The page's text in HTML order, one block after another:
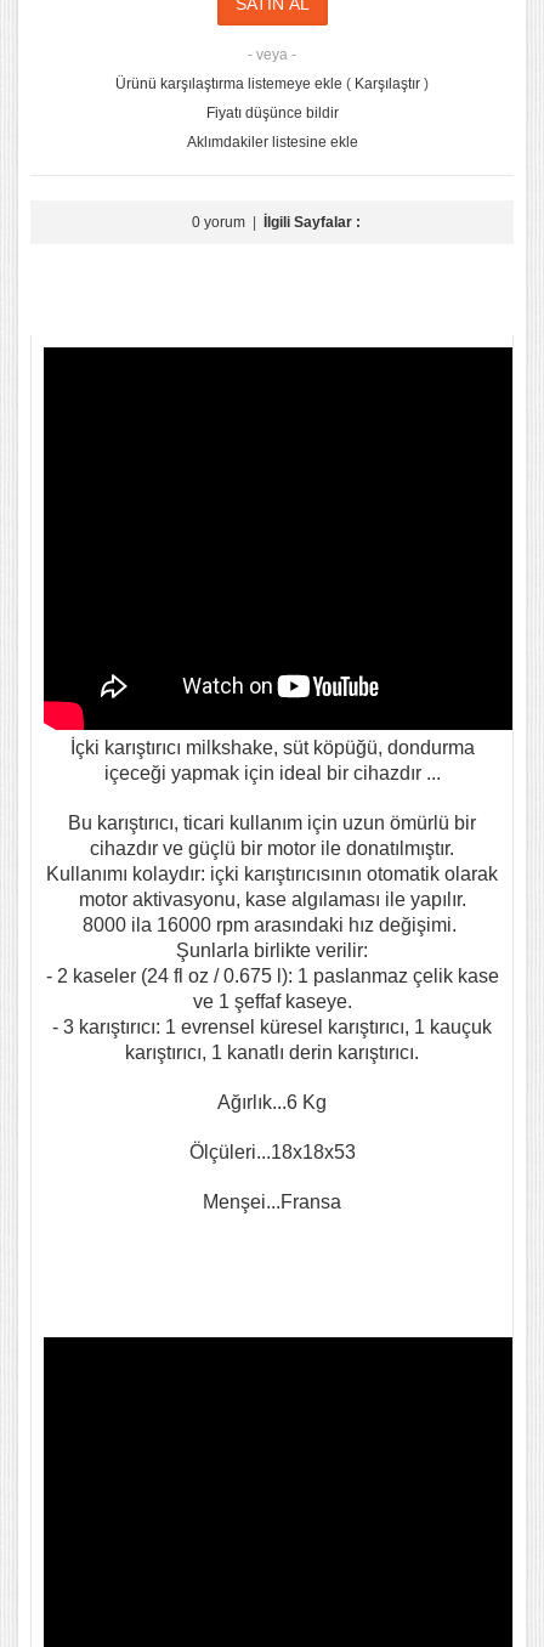
- veya -
Ürünü karşılaştırma listemeye ekle ( Karşılaştır )
Fiyatı düşünce bildir
Aklımdakiler listesine ekle
0 yorum| İlgili Sayfalar :
İçki karıştırıcı milkshake, süt köpüğü, dondurma
içeceği yapmak için ideal bir cihazdır ...
Bu karıştırıcı, ticari kullanım için uzun ömürlü bir
cihazdır ve güçlü bir motor ile donatılmıştır.
Kullanımı kolaydır: içki karıştırıcısının otomatik olarak
motor aktivasyonu, kase algılaması ile yapılır.
8000 ila 16000 rpm arasındaki hız değişimi.
Şunlarla birlikte verilir:
- 2 kaseler (24 fl oz / 0.675 l): 1 paslanmaz çelik kase
ve 1 şeffaf kaseye.
- 3 karıştırıcı: 1 evrensel küresel karıştırıcı, 1 kauçuk
karıştırıcı, 1 kanatlı derin karıştırıcı.
Ağırlık...6 Kg
Ölçüleri...18x18x53
Menşei...Fransa